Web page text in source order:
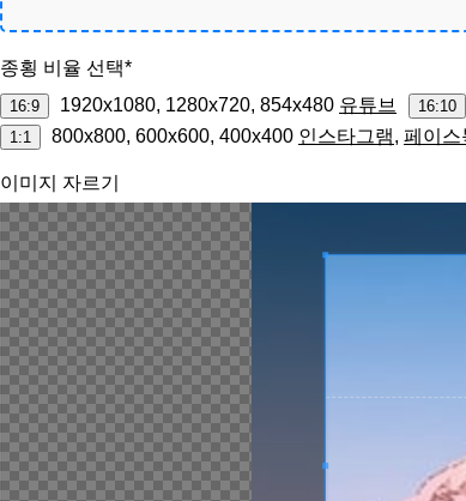
종횡 비율 선택*
16:9 1920x1080, 1280x720, 854x480 유튜브 16:10
1:1 800x800, 600x600, 400x400 인스타그램, 페이스
이미지 자르기